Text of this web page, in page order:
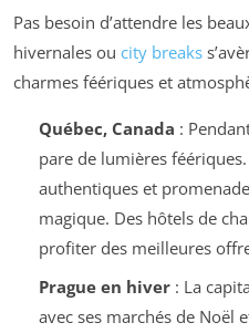
Pas besoin d’attendre les
hivernales ou city breaks
charmes féériques et
Québec, Canada :
pare de lumières
authentiques et
magique. Des hôtels de
profiter des meilleures
Prague en hiver: La
avec ses marchés de Noël